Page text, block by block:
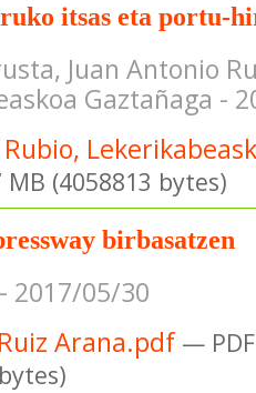
itsas eta portu-
Juan Antonio
Gaztañaga -
(4058813 bytes)
birbasatzen
2017/05/30
Arana.pdf —